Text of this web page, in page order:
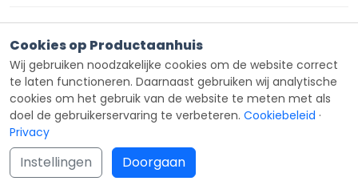
Contact
Copyright © Productaanhuis
Cookies op Productaanhuis
Wij gebruiken noodzakelijke cookies om de website correct
te laten functioneren. Daarnaast gebruiken wij analytische
cookies om het gebruik van de website te meten met als
doel de gebruikerservaring te verbeteren. Cookiebeleid ·
Privacy
Instellingen Doorgaan